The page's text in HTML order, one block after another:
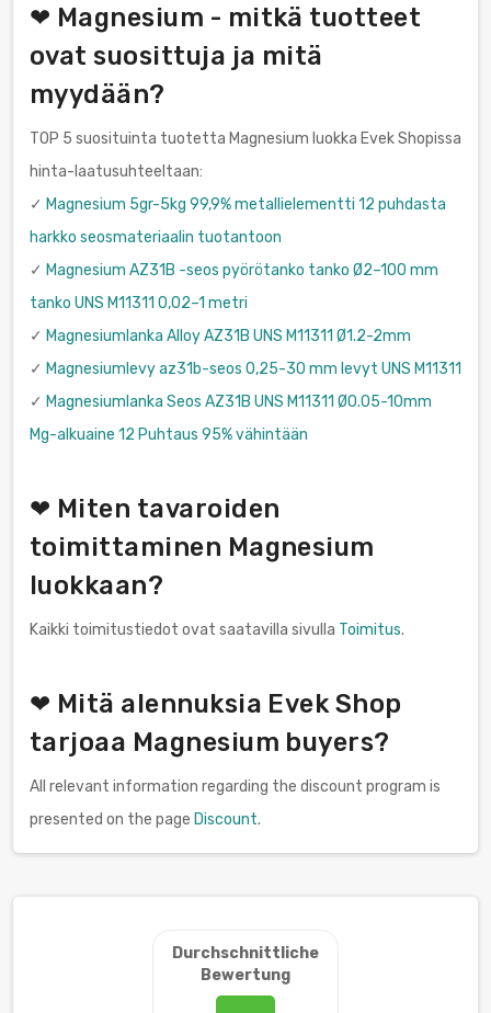
❤ Magnesium - mitkä tuotteet
ovat suosittuja ja mitä
myydään?
TOP 5 suosituinta tuotetta Magnesium luokka Evek Shopissa
hinta-laatusuhteeltaan:
✓ Magnesium 5gr-5kg 99,9% metallielementti 12 puhdasta
harkko seosmateriaalin tuotantoon
✓ Magnesium AZ31B -seos pyörötanko tanko Ø2–100 mm
tanko UNS M11311 0,02–1 metri
✓ Magnesiumlanka Alloy AZ31B UNS M11311 Ø1.2-2mm
✓ Magnesiumlevy az31b-seos 0,25-30 mm levyt UNS M11311
✓ Magnesiumlanka Seos AZ31B UNS M11311 Ø0.05-10mm
Mg-alkuaine 12 Puhtaus 95% vähintään
❤ Miten tavaroiden
toimittaminen Magnesium
luokkaan?
Kaikki toimitustiedot ovat saatavilla sivulla Toimitus.
❤ Mitä alennuksia Evek Shop
tarjoaa Magnesium buyers?
All relevant information regarding the discount program is
presented on the page Discount.
Durchschnittliche
Bewertung